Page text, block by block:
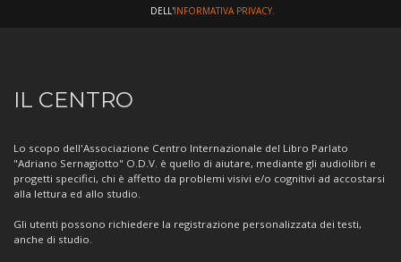
DELL'INFORMATIVA PRIVACY.
Informazioni
sul
Centro
IL CENTRO
Lo scopo dell'Associazione Centro Internazionale del Libro Parlato
"Adriano Sernagiotto" O.D.V. è quello di aiutare, mediante gli audiolibri e
progetti specifici, chi è affetto da problemi visivi e/o cognitivi ad accostarsi
alla lettura ed allo studio.
Gli utenti possono richiedere la registrazione personalizzata dei testi,
anche di studio.